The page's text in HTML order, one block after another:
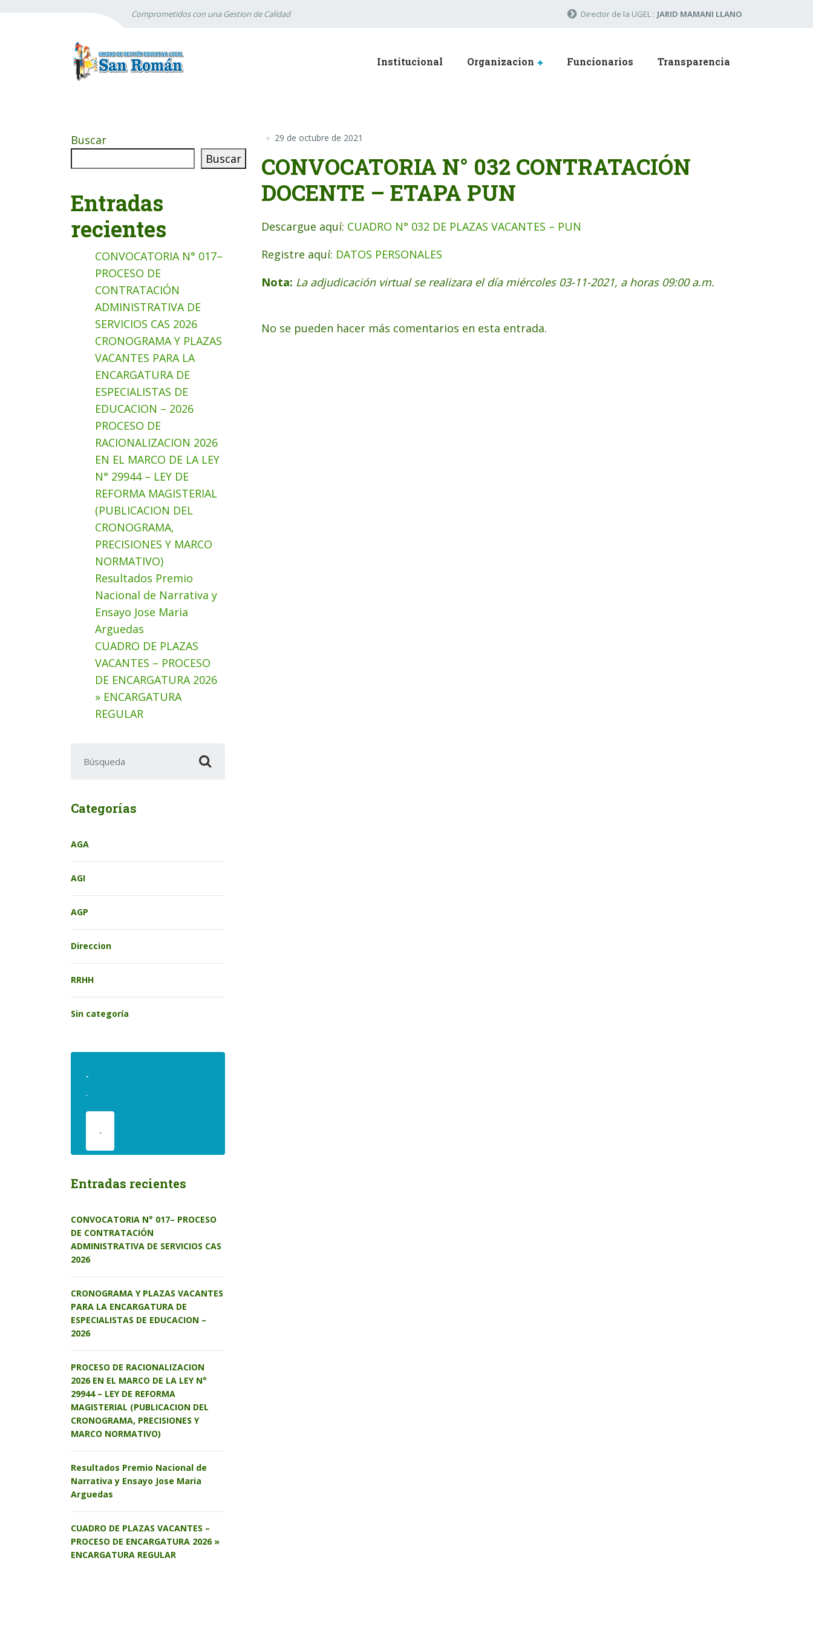
Comprometidos con una Gestion de Calidad Director de la UGEL : JARID MAMANI LLANO
Institucional Organizacion Funcionarios Transparencia
29 de octubre de 2021
CONVOCATORIA N° 032 CONTRATACIÓN
DOCENTE – ETAPA PUN
Descargue aquí: CUADRO N° 032 DE PLAZAS VACANTES – PUN
Registre aquí: DATOS PERSONALES
Nota: La adjudicación virtual se realizara el día miércoles 03-11-2021, a horas 09:00 a.m.
No se pueden hacer más comentarios en esta entrada.
Buscar
Buscar
Entradas
recientes
CONVOCATORIA N° 017–
PROCESO DE
CONTRATACIÓN
ADMINISTRATIVA DE
SERVICIOS CAS 2026
CRONOGRAMA Y PLAZAS
VACANTES PARA LA
ENCARGATURA DE
ESPECIALISTAS DE
EDUCACION – 2026
PROCESO DE
RACIONALIZACION 2026
EN EL MARCO DE LA LEY
N° 29944 – LEY DE
REFORMA MAGISTERIAL
(PUBLICACION DEL
CRONOGRAMA,
PRECISIONES Y MARCO
NORMATIVO)
Resultados Premio
Nacional de Narrativa y
Ensayo Jose Maria
Arguedas
CUADRO DE PLAZAS
VACANTES – PROCESO
DE ENCARGATURA 2026
» ENCARGATURA
REGULAR
Categorías
AGA
AGI
AGP
Direccion
RRHH
Sin categoría
.
.
.
Entradas recientes
CONVOCATORIA N° 017– PROCESO
DE CONTRATACIÓN
ADMINISTRATIVA DE SERVICIOS CAS
2026
CRONOGRAMA Y PLAZAS VACANTES
PARA LA ENCARGATURA DE
ESPECIALISTAS DE EDUCACION –
2026
PROCESO DE RACIONALIZACION
2026 EN EL MARCO DE LA LEY N°
29944 – LEY DE REFORMA
MAGISTERIAL (PUBLICACION DEL
CRONOGRAMA, PRECISIONES Y
MARCO NORMATIVO)
Resultados Premio Nacional de
Narrativa y Ensayo Jose Maria
Arguedas
CUADRO DE PLAZAS VACANTES –
PROCESO DE ENCARGATURA 2026 »
ENCARGATURA REGULAR